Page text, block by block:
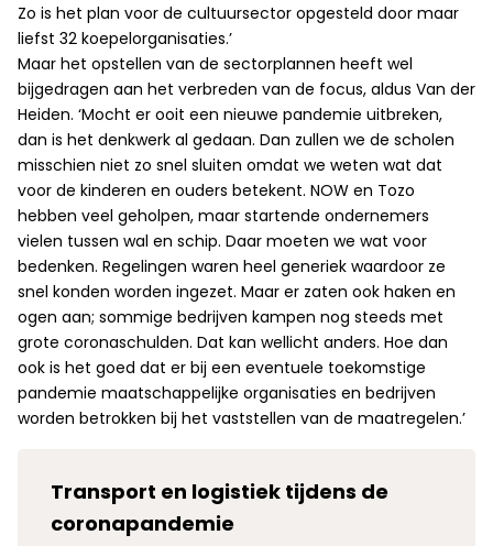
Zo is het plan voor de cultuursector opgesteld door maar
liefst 32 koepelorganisaties.’
Maar het opstellen van de sectorplannen heeft wel
bijgedragen aan het verbreden van de focus, aldus Van der
Heiden. ‘Mocht er ooit een nieuwe pandemie uitbreken,
dan is het denkwerk al gedaan. Dan zullen we de scholen
misschien niet zo snel sluiten omdat we weten wat dat
voor de kinderen en ouders betekent. NOW en Tozo
hebben veel geholpen, maar startende ondernemers
vielen tussen wal en schip. Daar moeten we wat voor
bedenken. Regelingen waren heel generiek waardoor ze
snel konden worden ingezet. Maar er zaten ook haken en
ogen aan; sommige bedrijven kampen nog steeds met
grote coronaschulden. Dat kan wellicht anders. Hoe dan
ook is het goed dat er bij een eventuele toekomstige
pandemie maatschappelijke organisaties en bedrijven
worden betrokken bij het vaststellen van de maatregelen.’
Transport en logistiek tijdens de
coronapandemie